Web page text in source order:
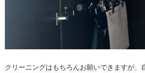
クリーニングはもちろんお願いできますが、